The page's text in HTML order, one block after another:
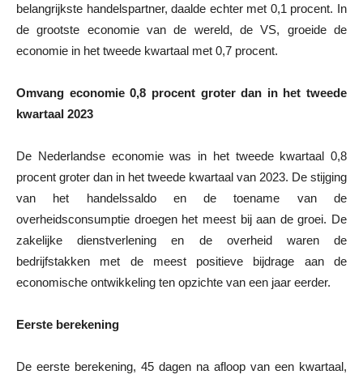
belangrijkste handelspartner, daalde echter met 0,1 procent. In
de grootste economie van de wereld, de VS, groeide de
economie in het tweede kwartaal met 0,7 procent.
Omvang economie 0,8 procent groter dan in het tweede
kwartaal 2023
De Nederlandse economie was in het tweede kwartaal 0,8
procent groter dan in het tweede kwartaal van 2023. De stijging
van het handelssaldo en de toename van de
overheidsconsumptie droegen het meest bij aan de groei. De
zakelijke dienstverlening en de overheid waren de
bedrijfstakken met de meest positieve bijdrage aan de
economische ontwikkeling ten opzichte van een jaar eerder.
Eerste berekening
De eerste berekening, 45 dagen na afloop van een kwartaal,